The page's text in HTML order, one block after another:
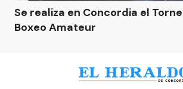
Se realiza en Concordia el
Boxeo Amateur